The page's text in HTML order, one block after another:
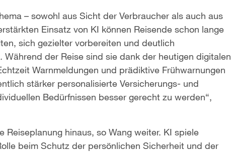
– sowohl aus Sicht der Verbraucher als auch aus
Einsatz von KI können Reisende schon lange
sich gezielter vorbereiten und deutlich
der Reise sind sie dank der heutigen digitalen
Warnmeldungen und prädiktive Frühwarnungen
stärker personalisierte Versicherungs- und
Bedürfnissen besser gerecht zu werden“,
Reiseplanung hinaus, so Wang weiter. KI spiele
beim Schutz der persönlichen Sicherheit und der